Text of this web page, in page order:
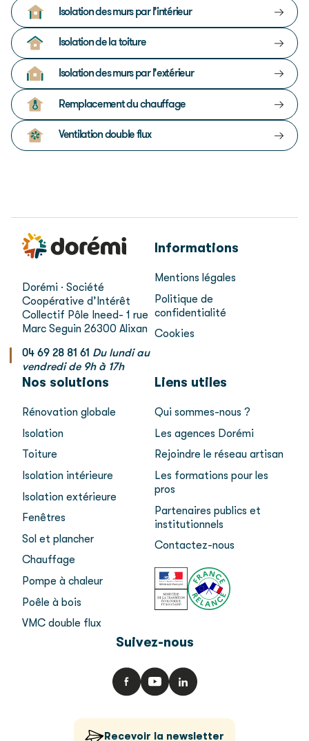
Isolation des murs par l’intérieur
Isolation de la toiture
Isolation des murs par l’extérieur
Remplacement du chauffage
Ventilation double flux
Dorémi · Société
Coopérative d’Intérêt
Collectif Pôle Ineed- 1 rue
Marc Seguin 26300 Alixan
04 69 28 81 61 Du lundi au
vendredi de 9h à 17h
Informations
Mentions légales
Politique de
confidentialité
Cookies
Nos solutions
Rénovation globale
Isolation
Toiture
Isolation intérieure
Isolation extérieure
Fenêtres
Sol et plancher
Chauffage
Pompe à chaleur
Poêle à bois
VMC double flux
Liens utiles
Qui sommes-nous ?
Les agences Dorémi
Rejoindre le réseau artisan
Les formations pour les
pros
Partenaires publics et
institutionnels
Contactez-nous
Suivez-nous
Recevoir la newsletter